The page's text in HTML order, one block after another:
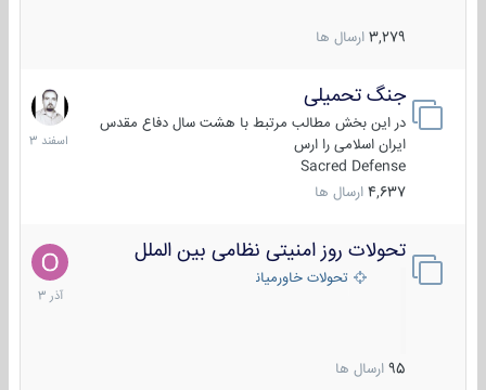
3,279 ارسال ها
جنگ تحمیلی
در این بخش مطالب مرتبط با هشت سال دفاع مقدس
ایران اسلامی را ارس
Sacred Defense
4,637 ارسال ها
20
اسفند
1403
تحولات روز امنیتی نظامی بین الملل
تحولات خاورمیانه
95 ارسال ها
21
آذر
1403